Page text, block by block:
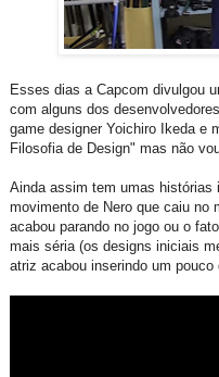
Esses dias a Capcom divulgou
com alguns dos
game designer Yoichiro Ikeda e
Filosofia de Design" mas não
Ainda assim tem umas histórias
movimento de Nero que caiu no
acabou parando no jogo ou o
mais séria (os designs iniciais
atriz acabou inserindo um pouco